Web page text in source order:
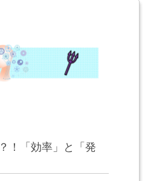
！「効率」と「発